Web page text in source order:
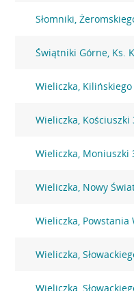
Słomniki,
Świątniki Górne, Ks.
Wieliczka, Kilińskiego
Wieliczka, Kościuszki
Wieliczka, Moniuszki
Wieliczka, Nowy
Wieliczka, Powstania
Wieliczka,
Wieliczka,